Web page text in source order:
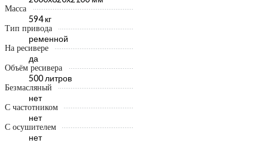
Масса
594 кг
Тип привода
ременной
На ресивере
да
Объём ресивера
500 литров
Безмасляный
нет
С частотником
нет
С осушителем
нет